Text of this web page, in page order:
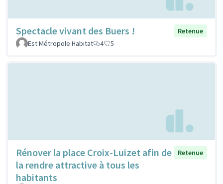
Spectacle vivant des Buers !
Retenue
Est Métropole Habitat
4 5
Rénover la place Croix-Luizet afin de
la rendre attractive à tous les
habitants
Retenue